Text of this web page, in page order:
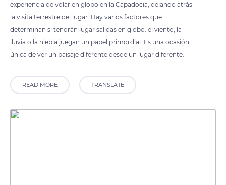
experiencia de volar en globo en la Capadocia, dejando atrás
la visita terrestre del lugar. Hay varios factores que
determinan si tendrán lugar salidas en globo: el viento, la
lluvia o la niebla juegan un papel primordial. Es una ocasión
única de ver un paisaje diferente desde un lugar diferente.
READ MORE TRANSLATE